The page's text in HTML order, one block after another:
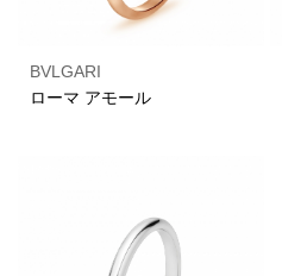
BVLGARI
ローマ アモール